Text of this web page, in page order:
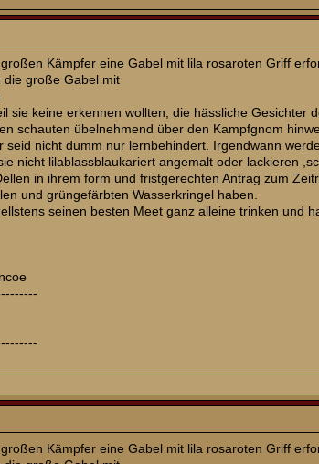
Kämpfer eine Gabel mit lila rosaroten Griff
die große Gabel mit
sie keine erkennen wollten, die hässliche
schauten übelnehmend über den Kampfgnom
seid nicht dumm nur lernbehindert. Irgendwann
nicht lilablassblaukariert angemalt oder lackieren
in ihrem form und fristgerechten Antrag zum
und grüngefärbten Wasserkringel haben.
seinen besten Meet ganz alleine trinken und
Kämpfer eine Gabel mit lila rosaroten Griff